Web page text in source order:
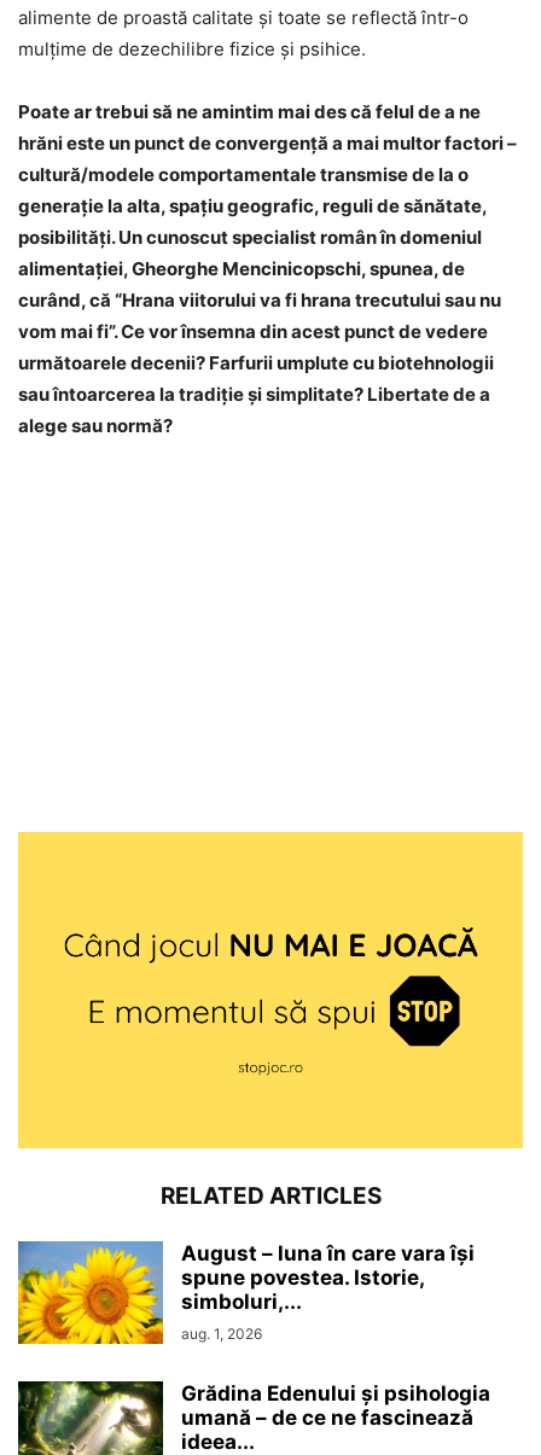
alimente de proastă calitate şi toate se reflectă într-o
mulţime de dezechilibre fizice şi psihice.
Poate ar trebui să ne amintim mai des că felul de a ne
hrăni este un punct de convergenţă a mai multor factori –
cultură/modele comportamentale transmise de la o
generaţie la alta, spaţiu geografic, reguli de sănătate,
posibilităţi. Un cunoscut specialist român în domeniul
alimentaţiei, Gheorghe Mencinicopschi, spunea, de
curând, că “Hrana viitorului va fi hrana trecutului sau nu
vom mai fi”. Ce vor însemna din acest punct de vedere
următoarele decenii? Farfurii umplute cu biotehnologii
sau întoarcerea la tradiţie şi simplitate? Libertate de a
alege sau normă?
RELATED ARTICLES
August – luna în care vara își
spune povestea. Istorie,
simboluri,...
aug. 1, 2026
Grădina Edenului și psihologia
umană – de ce ne fascinează
ideea...